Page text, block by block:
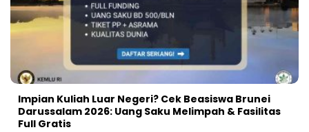
Impian Kuliah Luar Negeri? Cek Beasiswa Brunei
Darussalam 2026: Uang Saku Melimpah & Fasilitas
Full Gratis